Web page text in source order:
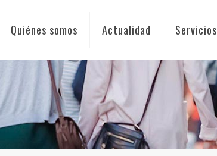
Quiénes somos Actualidad Servicios